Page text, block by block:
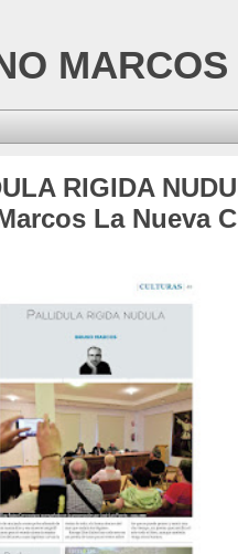
MARCOS
RIGIDA
La Nueva